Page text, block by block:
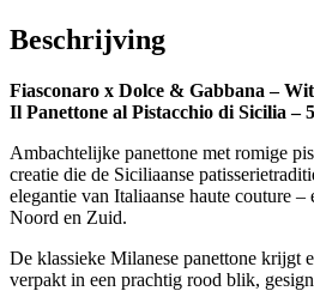
Beschrijving
Fiasconaro x Dolce & Gabbana –
Il Panettone al Pistacchio di Sicilia –
Ambachtelijke panettone met romige
creatie die de Siciliaanse
elegantie van Italiaanse haute couture –
Noord en Zuid.
De klassieke Milanese panettone krijgt
verpakt in een prachtig rood blik,